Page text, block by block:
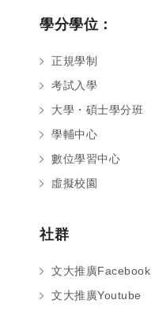
學分學位：
正規學制
考試入學
大學・碩士學分班
學輔中心
數位學習中心
虛擬校園
社群
文大推廣Facebook
文大推廣Youtube